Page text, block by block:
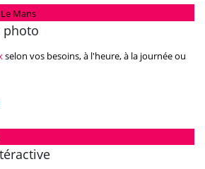
photo
selon vos besoins, à l'heure, à la journée ou